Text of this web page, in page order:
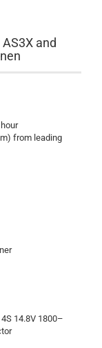
and
from leading
14.8V 1800–